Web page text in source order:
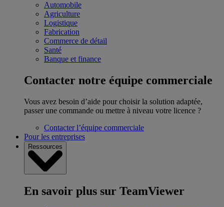
Automobile
Agriculture
Logistique
Fabrication
Commerce de détail
Santé
Banque et finance
Contacter notre équipe commerciale
Vous avez besoin d’aide pour choisir la solution adaptée,
passer une commande ou mettre à niveau votre licence ?
Contacter l’équipe commerciale
Pour les entreprises
Ressources
En savoir plus sur TeamViewer